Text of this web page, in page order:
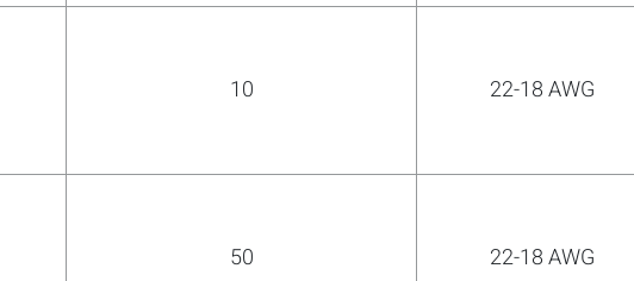
10 22-18 AWG
50 22-18 AWG